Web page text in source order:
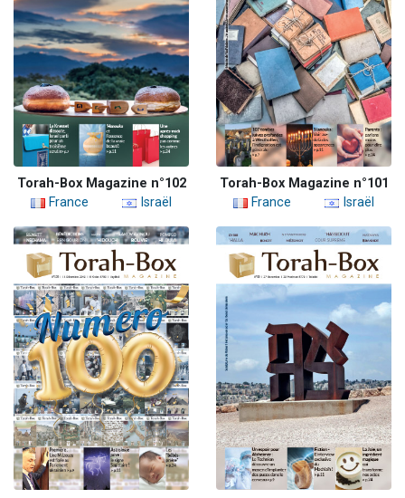
Torah-Box Magazine n°102
France
Israël
Torah-Box Magazine n°101
France
Israël